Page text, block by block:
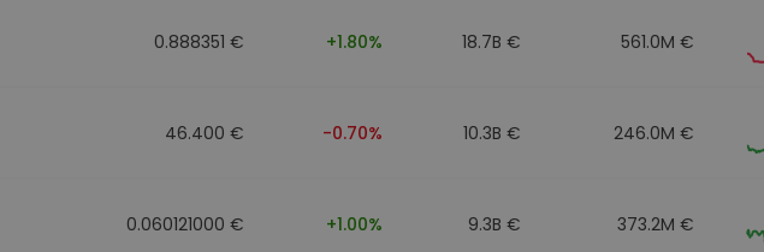
0.888351 € +1.80% 18.7B € 561.0M €
46.400 € -0.70% 10.3B € 246.0M €
0.060121000 € +1.00% 9.3B € 373.2M €